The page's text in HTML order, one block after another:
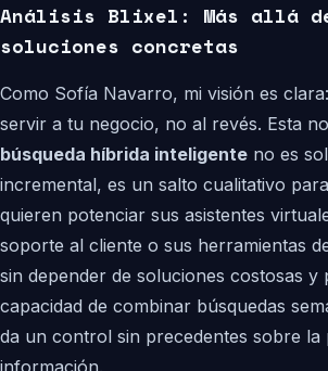
Análisis Blixel: Más allá
soluciones concretas
Como Sofía Navarro, mi visión es
servir a tu negocio, no al revés. Esta
búsqueda híbrida inteligente no es
incremental, es un salto cualitativo
quieren potenciar sus asistentes
soporte al cliente o sus herramientas
sin depender de soluciones costosas y
capacidad de combinar búsquedas
da un control sin precedentes sobre la